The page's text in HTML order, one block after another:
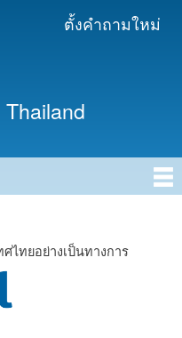
ตั้งคำถามใหม่
ไทยอย่างเป็นทางการ